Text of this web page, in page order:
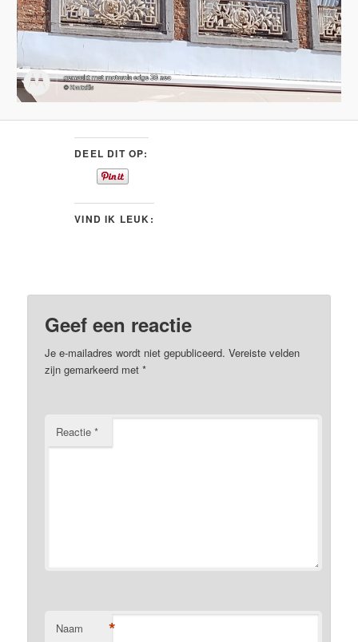
DEEL DIT OP:
VIND IK LEUK:
Geef een reactie
Je e-mailadres wordt niet gepubliceerd. Vereiste velden
zijn gemarkeerd met*
Reactie*
Naam *